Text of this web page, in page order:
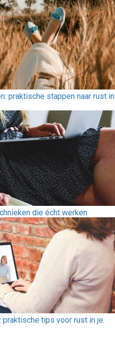
praktische stappen naar rust in
die écht werken
tips voor rust in je